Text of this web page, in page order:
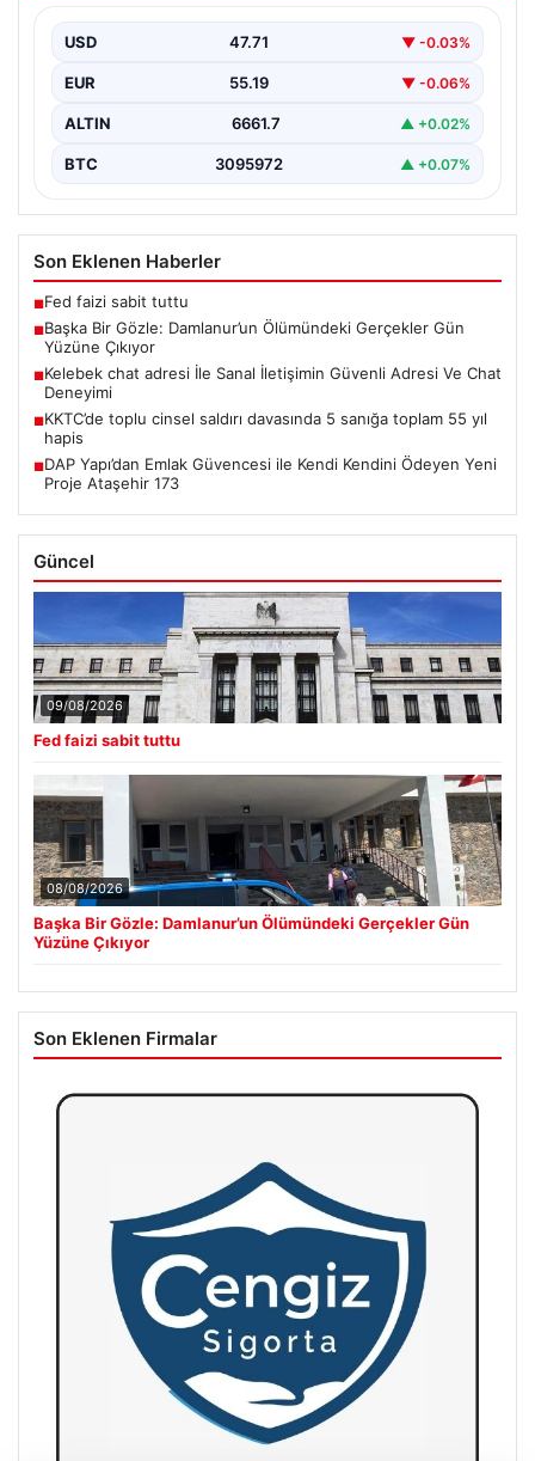
Van’ın Başkale ilçesinde yaşanan ve uzun süredir
başladı.…
USD 47.71 ▼ -0.03%
EUR 55.19 ▼ -0.06%
ALTIN 6661.7 ▲ +0.02%
BTC 3095972 ▲ +0.07%
Son Eklenen Haberler
■Fed faizi sabit tuttu
■Başka Bir Gözle: Damlanur’un Ölümündeki Gerçekler Gün
Yüzüne Çıkıyor
■Kelebek chat adresi İle Sanal İletişimin Güvenli Adresi Ve Chat
Deneyimi
■KKTC’de toplu cinsel saldırı davasında 5 sanığa toplam 55 yıl
hapis
■DAP Yapı’dan Emlak Güvencesi ile Kendi Kendini Ödeyen Yeni
Proje Ataşehir 173
Güncel
09/08/2026
Fed faizi sabit tuttu
08/08/2026
Başka Bir Gözle: Damlanur’un Ölümündeki Gerçekler Gün
Yüzüne Çıkıyor
Son Eklenen Firmalar